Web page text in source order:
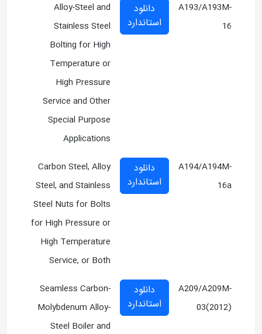
A193/A193M-
16
دانلود
استاندارد
Alloy-Steel and
Stainless Steel
Bolting for High
Temperature or
High Pressure
Service and Other
Special Purpose
Applications
A194/A194M-
16a
دانلود
استاندارد
Carbon Steel, Alloy
Steel, and Stainless
Steel Nuts for Bolts
for High Pressure or
High Temperature
Service, or Both
A209/A209M-
03(2012)
دانلود
استاندارد
Seamless Carbon-
Molybdenum Alloy-
Steel Boiler and